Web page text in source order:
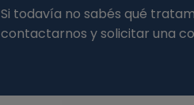
Si todavía no sabés qué
contactarnos y solicitar una